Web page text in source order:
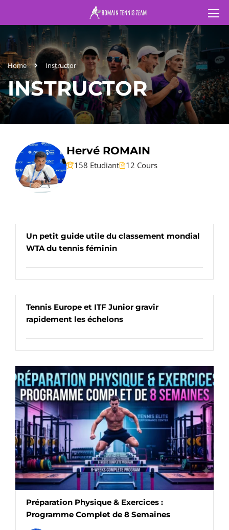
Home Instructor
INSTRUCTOR
Hervé ROMAIN
158 Etudiant 12 Cours
Un petit guide utile du classement mondial
WTA du tennis féminin
Tennis Europe et ITF Junior gravir
rapidement les échelons
Préparation Physique & Exercices :
Programme Complet de 8 Semaines